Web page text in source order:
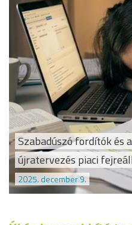
Szabadúszó fordítók és
újratervezés piaci
2025. december 9.